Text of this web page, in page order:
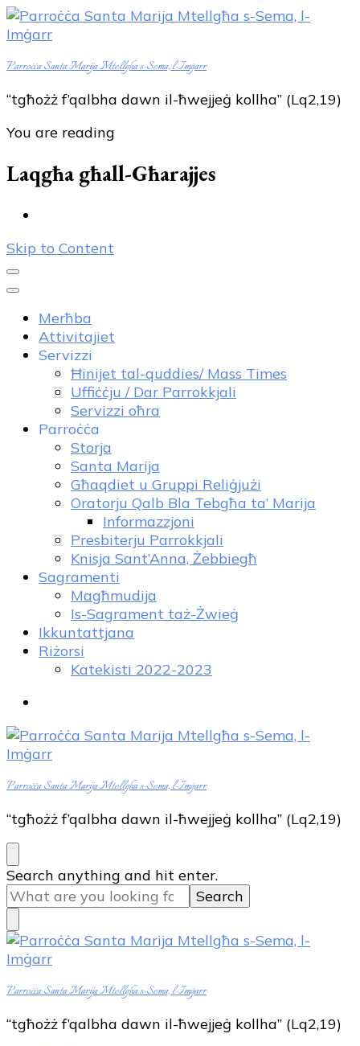
Parroċċa Santa Marija Mtellgħa s-Sema, l-Imġarr
“tgħożż f’qalbha dawn il-ħwejjeġ kollha” (Lq2,19)
You are reading
Laqgħa għall-Għarajjes
Skip to Content
Merħba
Attivitajiet
Servizzi
Ħinijet tal-quddies/ Mass Times
Uffiċċju / Dar Parrokkjali
Servizzi oħra
Parroċċa
Storja
Santa Marija
Għaqdiet u Gruppi Reliġjużi
Oratorju Qalb Bla Tebgħa ta’ Marija
Informazzjoni
Presbiterju Parrokkjali
Knisja Sant’Anna, Żebbiegħ
Sagramenti
Magħmudija
Is-Sagrament taż-Żwieġ
Ikkuntattjana
Riżorsi
Katekisti 2022-2023
Parroċċa Santa Marija Mtellgħa s-Sema, l-Imġarr
“tgħożż f’qalbha dawn il-ħwejjeġ kollha” (Lq2,19)
Looking
for
Something?
Search anything and hit enter.
Parroċċa Santa Marija Mtellgħa s-Sema, l-Imġarr
“tgħożż f’qalbha dawn il-ħwejjeġ kollha” (Lq2,19)